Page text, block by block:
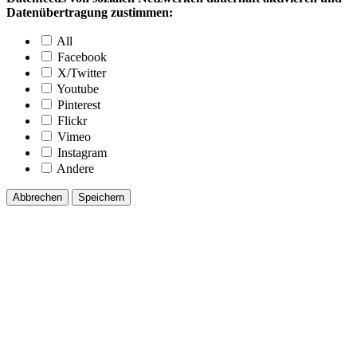
Datenübertragung zustimmen:
All
Facebook
X/Twitter
Youtube
Pinterest
Flickr
Vimeo
Instagram
Andere
Abbrechen Speichern